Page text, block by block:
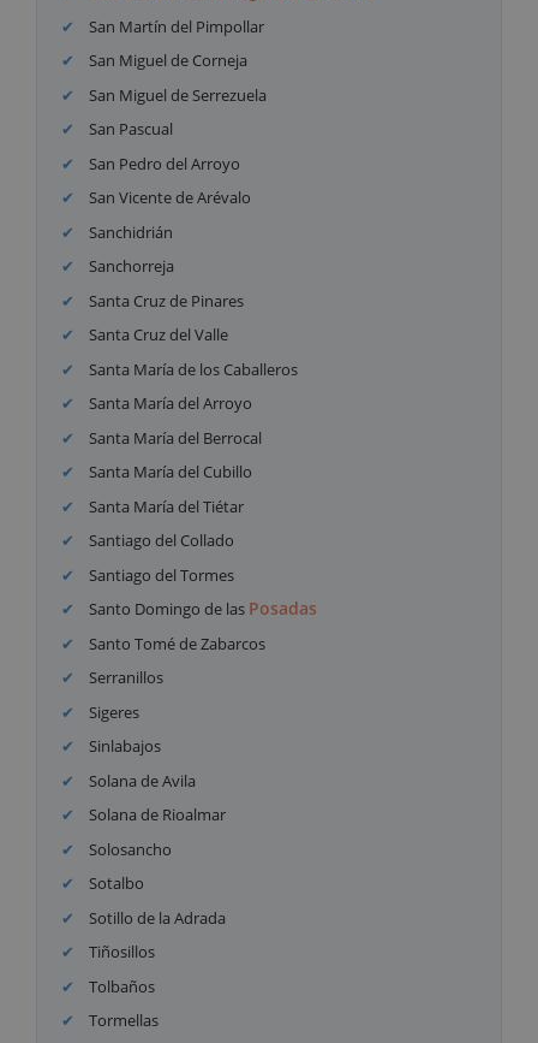
San Martín del Pimpollar
San Miguel de Corneja
San Miguel de Serrezuela
San Pascual
San Pedro del Arroyo
San Vicente de Arévalo
Sanchidrián
Sanchorreja
Santa Cruz de Pinares
Santa Cruz del Valle
Santa María de los Caballeros
Santa María del Arroyo
Santa María del Berrocal
Santa María del Cubillo
Santa María del Tiétar
Santiago del Collado
Santiago del Tormes
Santo Domingo de las Posadas
Santo Tomé de Zabarcos
Serranillos
Sigeres
Sinlabajos
Solana de Avila
Solana de Rioalmar
Solosancho
Sotalbo
Sotillo de la Adrada
Tiñosillos
Tolbaños
Tormellas